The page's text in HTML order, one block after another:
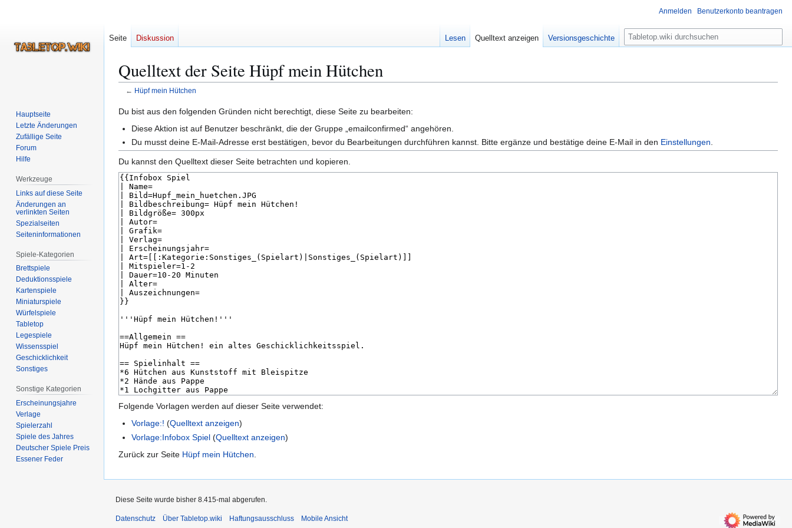
Quelltext der Seite Hüpf mein Hütchen
← Hüpf mein Hütchen
Zur
Navigation
Zur
Suche
Du bist aus den folgenden Gründen nicht berechtigt, diese Seite zu bearbeiten:
Diese Aktion ist auf Benutzer beschränkt, die der Gruppe „emailconfirmed“ angehören.
Du musst deine E-Mail-Adresse erst bestätigen, bevor du Bearbeitungen durchführen kannst. Bitte ergänze und bestätige deine E-Mail in den Einstellungen
Du kannst den Quelltext dieser Seite betrachten und kopieren.
Folgende Vorlagen werden auf dieser Seite verwendet:
Vorlage:! (Quelltext anzeigen)
Vorlage:Infobox Spiel (Quelltext anzeigen)
Zurück zur Seite Hüpf mein Hütchen
Anmelden Benutzerkonto beantragen
Seite Diskussion Lesen Quelltext anzeigen Versionsgeschichte
S
u
e
Hauptseite
Letzte Änderungen
Zufällige Seite
Forum
Hilfe
Werkzeuge
Links auf diese Seite
Änderungen an
verlinkten Seiten
Spezialseiten
Seiten­­informationen
Spiele-Kategorien
Brettspiele
Deduktionsspiele
Kartenspiele
Miniaturspiele
Würfelspiele
Tabletop
Legespiele
Wissensspiel
Geschicklichkeit
Sonstiges
Sonstige Kategorien
Erscheinungsjahre
Verlage
Spielerzahl
Spiele des Jahres
Deutscher Spiele Preis
Essener Feder
Diese Seite wurde bisher 8.415-mal abgerufen.
Datenschutz Über Tabletop.wiki Haftungsausschluss Mobile Ansicht